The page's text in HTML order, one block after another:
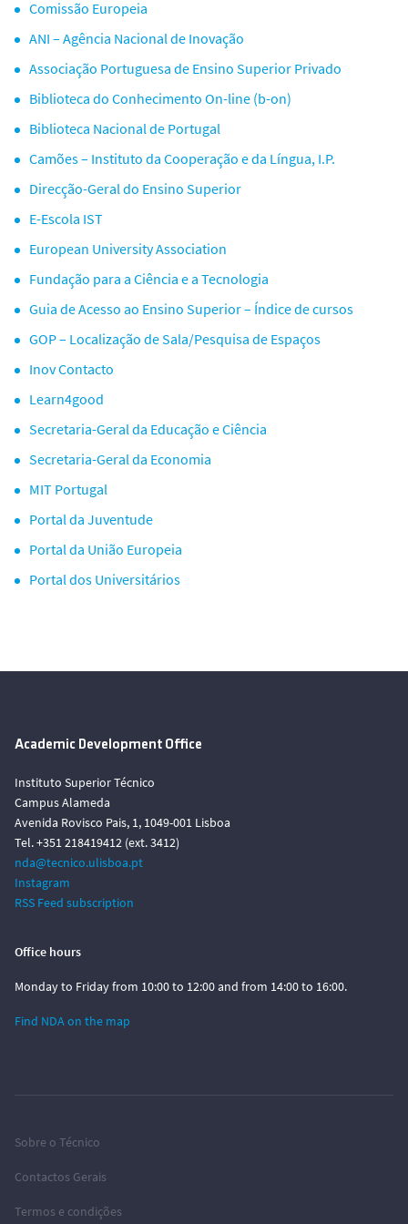
Comissão Europeia
ANI – Agência Nacional de Inovação
Associação Portuguesa de Ensino Superior Privado
Biblioteca do Conhecimento On-line (b-on)
Biblioteca Nacional de Portugal
Camões – Instituto da Cooperação e da Língua, I.P.
Direcção-Geral do Ensino Superior
E-Escola IST
European University Association
Fundação para a Ciência e a Tecnologia
Guia de Acesso ao Ensino Superior – Índice de cursos
GOP – Localização de Sala/Pesquisa de Espaços
Inov Contacto
Learn4good
Secretaria-Geral da Educação e Ciência
Secretaria-Geral da Economia
MIT Portugal
Portal da Juventude
Portal da União Europeia
Portal dos Universitários
Academic Development Office
Instituto Superior Técnico
Campus Alameda
Avenida Rovisco Pais, 1, 1049-001 Lisboa
Tel. +351 218419412 (ext. 3412)
nda@tecnico.ulisboa.pt
Instagram
RSS Feed subscription
Office hours
Monday to Friday from 10:00 to 12:00 and from 14:00 to 16:00.
Find NDA on the map
Sobre o Técnico
Contactos Gerais
Termos e condições